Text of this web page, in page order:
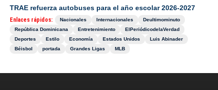
TRAE refuerza autobuses para el año escolar 2026-2027
Enlaces rápidos: Nacionales Internacionales
Deultimominuto
República Dominicana
Entretenimiento
ElPeriódicodelaVerdad
Deportes
Estilo Economía Estados Unidos
Luis Abinader
Béisbol
portada Grandes Ligas MLB